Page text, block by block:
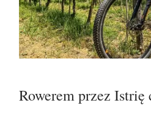
Rowerem przez Istrię